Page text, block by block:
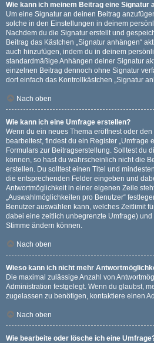
Wie kann ich meinem Beitrag eine Signatur
Um eine Signatur an deinen Beitrag
solche in den Einstellungen in deinem
Nachdem du die Signatur erstellt und
Beitrag das Kästchen „Signatur anhängen“
auch hinzufügen, indem du in deinem
standardmäßige Anhängen deiner Signatur
einzelnen Beitrag dennoch ohne Signatur
dort einfach das Kontrollkästchen „Signatur
Nach oben
Wie kann ich eine Umfrage erstellen?
Wenn du ein neues Thema eröffnest oder
bearbeitest, findest du ein Register „Umfrage
Formulars zur Beitragserstellung. Solltest du
können, so hast du wahrscheinlich nicht die
erstellen. Du solltest einen Titel und
die entsprechenden Felder eingeben und
Antwortmöglichkeit in einer eigenen Zeile
„Auswahlmöglichkeiten pro Benutzer“
Benutzer auswählen kann, welches Zeitlimit
dabei eine zeitlich unbegrenzte Umfrage)
Stimme ändern können.
Nach oben
Wieso kann ich nicht mehr
Die maximal zulässige Anzahl von
Administration festgelegt. Wenn du glaubst,
zugelassen zu benötigen, kontaktiere einen
Nach oben
Wie bearbeite oder lösche ich eine